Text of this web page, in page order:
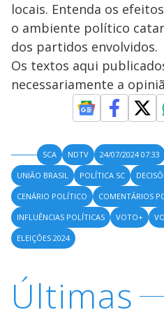
locais. Entenda os
o ambiente político
dos partidos envolvidos.
Os textos aqui
necessariamente a
SCA NDTV 24/07/2024 07:33
UNIÃO BRASIL
POLÍTICA SC
CENÁRIO POLÍTICO
COMENTÁRIOS
INFLUÊNCIAS POLÍTICAS
VOTO+
ELEIÇÕES 2024
Últimas